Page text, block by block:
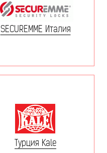
SECUREMME Италия
Турция Kale